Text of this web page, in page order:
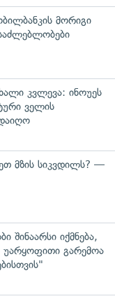
მორიგი
კვლევა: ინოუეს
ველის
მზის სიკვდილს? —
შინაარსი იქმნება,
გარემოა